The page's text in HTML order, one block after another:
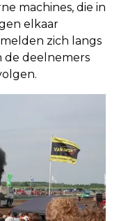
machines, die in
elkaar
zich langs
de deelnemers